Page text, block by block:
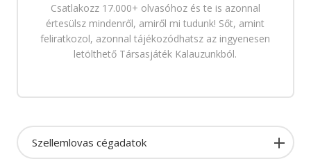
Csatlakozz 17.000+ olvasóhoz és te is azonnal
értesülsz mindenről, amiről mi tudunk! Sőt, amint
feliratkozol, azonnal tájékozódhatsz az ingyenesen
letölthető Társasjáték Kalauzunkból.
Szellemlovas cégadatok